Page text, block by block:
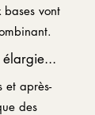
vont
élargie...
et après-
des